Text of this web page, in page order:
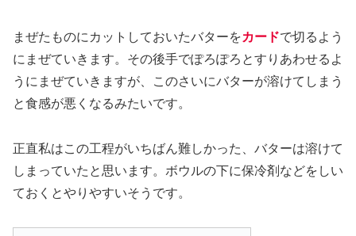
まぜたものにカットしておいたバターをカードで切るよう
にまぜていきます。その後手でぽろぽろとすりあわせるよ
うにまぜていきますが、このさいにバターが溶けてしまう
と食感が悪くなるみたいです。
正直私はこの工程がいちばん難しかった、バターは溶けて
しまっていたと思います。ボウルの下に保冷剤などをしい
ておくとやりやすいそうです。